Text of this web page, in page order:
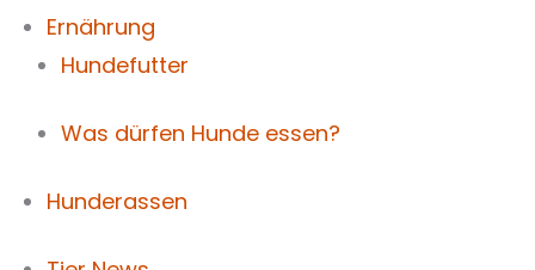
Ernährung
Hundefutter
Was dürfen Hunde essen?
Hunderassen